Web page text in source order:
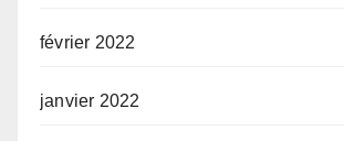
février 2022
janvier 2022